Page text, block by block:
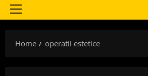
Primary
Home
operatii estetice